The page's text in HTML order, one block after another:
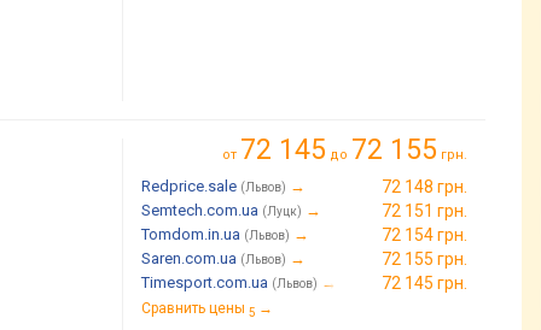
от 72 145 до 72 155 грн.
Redprice.sale (Львов) → 72 148 грн.
Semtech.com.ua (Луцк) → 72 151 грн.
Tomdom.in.ua (Львов) → 72 154 грн.
Saren.com.ua (Львов) → 72 155 грн.
Timesport.com.ua (Львов) → 72 145 грн.
Сравнить цены 5 →